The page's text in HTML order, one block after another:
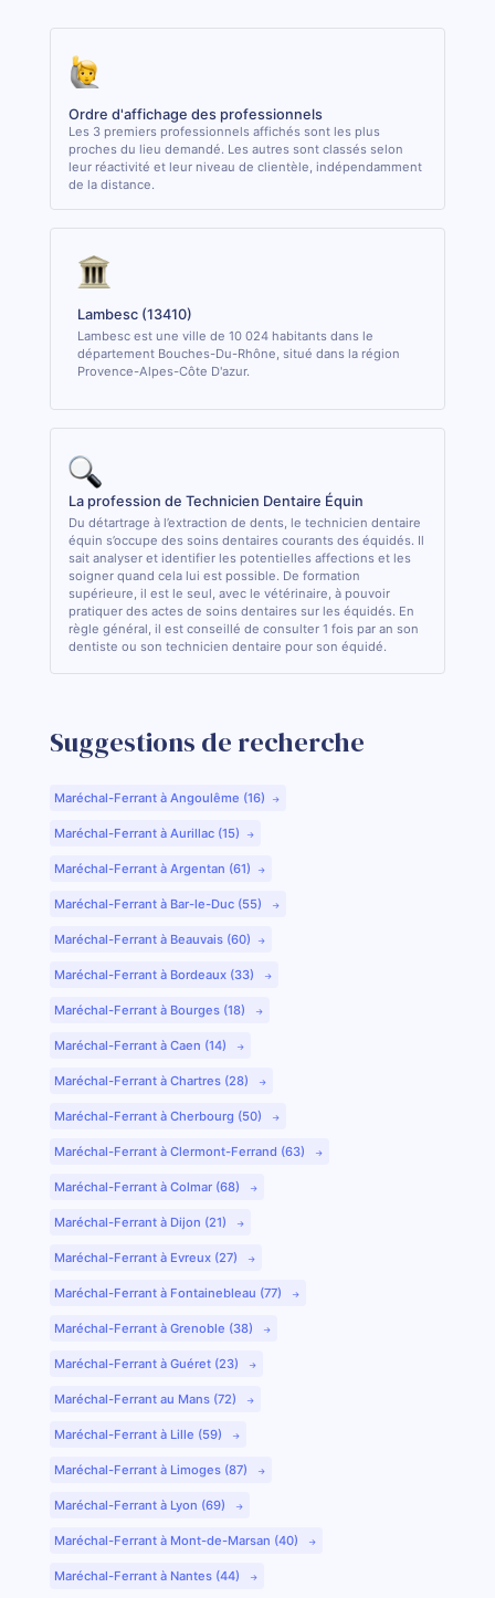
Ordre d'affichage des professionnels
Les 3 premiers professionnels affichés sont les plus
proches du lieu demandé. Les autres sont classés selon
leur réactivité et leur niveau de clientèle, indépendamment
de la distance.
Lambesc (13410)
Lambesc est une ville de 10 024 habitants dans le
département Bouches-Du-Rhône, situé dans la région
Provence-Alpes-Côte D'azur.
La profession de Technicien Dentaire Équin
Du détartrage à l’extraction de dents, le technicien dentaire
équin s’occupe des soins dentaires courants des équidés. Il
sait analyser et identifier les potentielles affections et les
soigner quand cela lui est possible. De formation
supérieure, il est le seul, avec le vétérinaire, à pouvoir
pratiquer des actes de soins dentaires sur les équidés. En
règle général, il est conseillé de consulter 1 fois par an son
dentiste ou son technicien dentaire pour son équidé.
Suggestions de recherche
Maréchal-Ferrant à Angoulême (16)
Maréchal-Ferrant à Aurillac (15)
Maréchal-Ferrant à Argentan (61)
Maréchal-Ferrant à Bar-le-Duc (55)
Maréchal-Ferrant à Beauvais (60)
Maréchal-Ferrant à Bordeaux (33)
Maréchal-Ferrant à Bourges (18)
Maréchal-Ferrant à Caen (14)
Maréchal-Ferrant à Chartres (28)
Maréchal-Ferrant à Cherbourg (50)
Maréchal-Ferrant à Clermont-Ferrand (63)
Maréchal-Ferrant à Colmar (68)
Maréchal-Ferrant à Dijon (21)
Maréchal-Ferrant à Evreux (27)
Maréchal-Ferrant à Fontainebleau (77)
Maréchal-Ferrant à Grenoble (38)
Maréchal-Ferrant à Guéret (23)
Maréchal-Ferrant au Mans (72)
Maréchal-Ferrant à Lille (59)
Maréchal-Ferrant à Limoges (87)
Maréchal-Ferrant à Lyon (69)
Maréchal-Ferrant à Mont-de-Marsan (40)
Maréchal-Ferrant à Nantes (44)